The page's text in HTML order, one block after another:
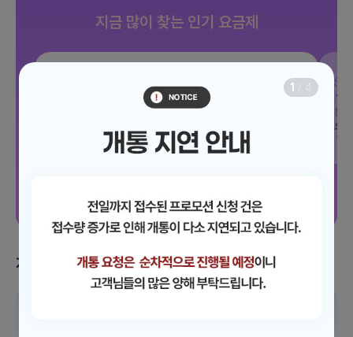
지금 많이 찾는 인기 요금제
JOY 500분 30GB
문자 100건
월 12,100원/ 평생할인
통
지금 받을 수 있는 혜택 이벤트 더보기
1